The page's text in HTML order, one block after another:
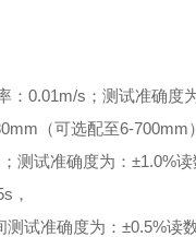
0.01m/s；测试准确度
（可选配至6-700mm
测试准确度为：±1.0%读
，
试准确度为：±0.5%读